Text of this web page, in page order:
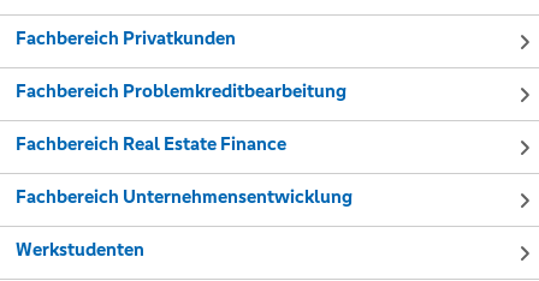
Fachbereich Privatkunden
Fachbereich Problemkreditbearbeitung
Fachbereich Real Estate Finance
Fachbereich Unternehmensentwicklung
Werkstudenten